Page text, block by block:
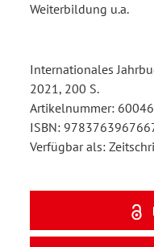
Weiterbildung u.a.
Internationales
2021, 200 S.
Artikelnummer:
ISBN:
Verfügbar als: